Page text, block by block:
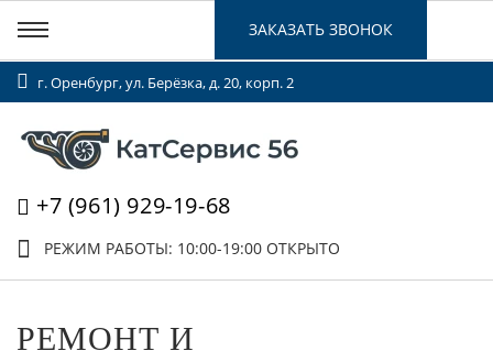
г. Оренбург, ул. Берёзка, д. 20, корп. 2
+7 (961) 929-19-68
РЕЖИМ РАБОТЫ: 10:00-19:00 ОТКРЫТО
ЗАКАЗАТЬ ЗВОНОК
РЕМОНТ И